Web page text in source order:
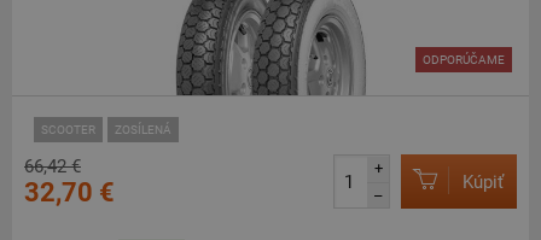
SCOOTER ZOSÍLENÁ
ODPORÚČAME
66,42 €
32,70 €
+
–
Kúpiť